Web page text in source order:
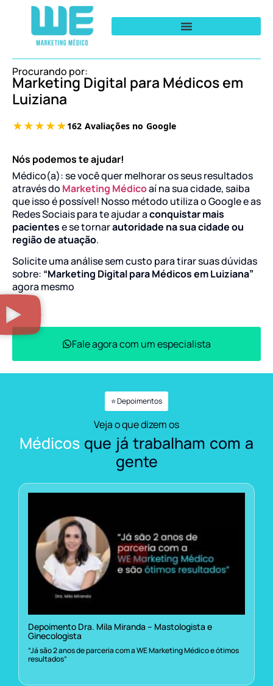
Procurando por:
Marketing Digital para Médicos em
Luiziana
Nós podemos te ajudar!
Médico(a): se você quer melhorar os seus resultados
através do Marketing Médicoaí na sua cidade, saiba
que isso é possível! Nosso método utiliza o Google e as
Redes Sociais para te ajudar aconquistar mais
pacientese se tornarautoridade na sua cidade ou
região de atuação.
Solicite uma análise sem custo para tirar suas dúvidas
sobre: “Marketing Digital para Médicos em Luiziana”
agora mesmo
Fale agora com um especialista
⭐ Depoimentos
Veja o que dizem os
Médicos que já trabalham com a
gente
Depoimento Dra. Mila Miranda – Mastologista e
Ginecologista
“Já são 2 anos de parceria com a WE Marketing Médico e ótimos
resultados”